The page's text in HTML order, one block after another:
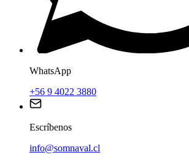
WhatsApp
+56 9 4022 3880
Escríbenos
info@somnaval.cl